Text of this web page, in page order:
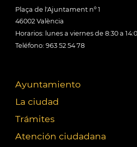
Plaça de l'Ajuntament nº 1
46002 València
Horarios: lunes a viernes de 8:30 a
Teléfono: 963 52 54 78
Ayuntamiento
La ciudad
Trámites
Atención ciudadana